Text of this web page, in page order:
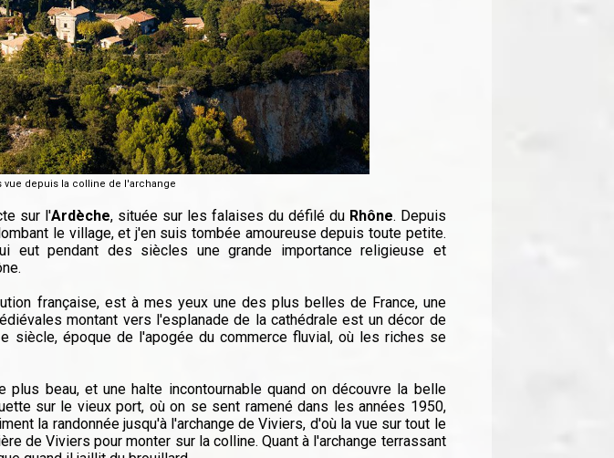
vue depuis la colline de l'archange
sur l'Ardèche, située sur les falaises du défilé du Rhône. Depuis
le village, et j'en suis tombée amoureuse depuis toute petite.
eut pendant des siècles une grande importance religieuse et
française, est à mes yeux une des plus belles de France, une
montant vers l'esplanade de la cathédrale est un décor de
siècle, époque de l'apogée du commerce fluvial, où les riches se
beau, et une halte incontournable quand on découvre la belle
sur le vieux port, où on se sent ramené dans les années 1950,
la randonnée jusqu'à l'archange de Viviers, d'où la vue sur tout le
de Viviers pour monter sur la colline. Quant à l'archange terrassant